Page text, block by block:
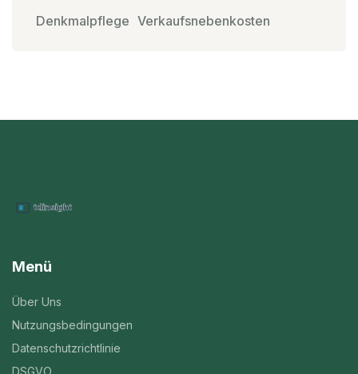
Denkmalpflege Verkaufsnebenkosten
Menü
Über Uns
Nutzungsbedingungen
Datenschutzrichtlinie